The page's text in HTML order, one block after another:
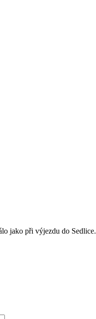
jako při výjezdu do Sedlice.